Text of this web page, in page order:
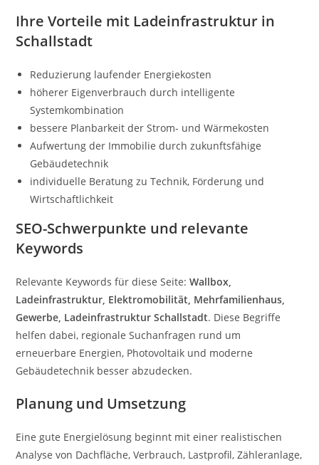
Ihre Vorteile mit Ladeinfrastruktur in
Schallstadt
Reduzierung laufender Energiekosten
höherer Eigenverbrauch durch intelligente
Systemkombination
bessere Planbarkeit der Strom- und Wärmekosten
Aufwertung der Immobilie durch zukunftsfähige
Gebäudetechnik
individuelle Beratung zu Technik, Förderung und
Wirtschaftlichkeit
SEO-Schwerpunkte und relevante
Keywords
Relevante Keywords für diese Seite:Wallbox,
Ladeinfrastruktur, Elektromobilität, Mehrfamilienhaus,
Gewerbe, Ladeinfrastruktur Schallstadt. Diese Begriffe
helfen dabei, regionale Suchanfragen rund um
erneuerbare Energien, Photovoltaik und moderne
Gebäudetechnik besser abzudecken.
Planung und Umsetzung
Eine gute Energielösung beginnt mit einer realistischen
Analyse von Dachfläche, Verbrauch, Lastprofil, Zähleranlage,